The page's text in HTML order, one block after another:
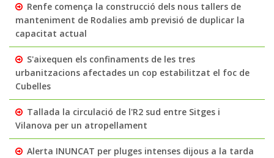
Renfe comença la construcció dels nous tallers de
manteniment de Rodalies amb previsió de duplicar la
capacitat actual
S'aixequen els confinaments de les tres
urbanitzacions afectades un cop estabilitzat el foc de
Cubelles
Tallada la circulació de l'R2 sud entre Sitges i
Vilanova per un atropellament
Alerta INUNCAT per pluges intenses dijous a la tarda